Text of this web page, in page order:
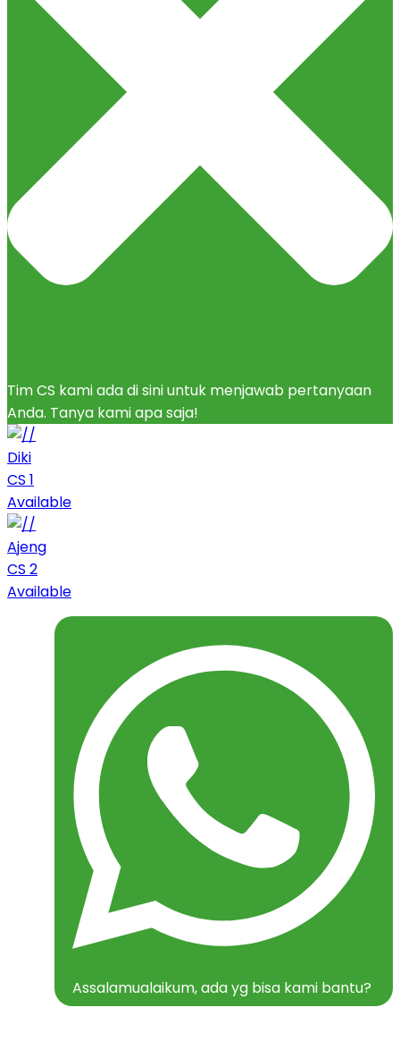
Tim CS kami ada di sini untuk menjawab pertanyaan
Anda. Tanya kami apa saja!
Diki
CS 1
Available
Ajeng
CS 2
Available
Assalamualaikum, ada yg bisa kami bantu?